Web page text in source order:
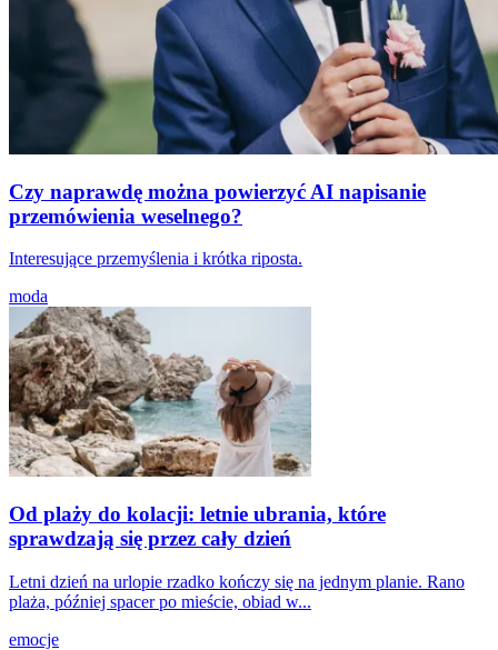
Czy naprawdę można powierzyć AI napisanie
przemówienia weselnego?
Interesujące przemyślenia i krótka riposta.
moda
Od plaży do kolacji: letnie ubrania, które
sprawdzają się przez cały dzień
Letni dzień na urlopie rzadko kończy się na jednym planie. Rano
plaża, później spacer po mieście, obiad w...
emocje